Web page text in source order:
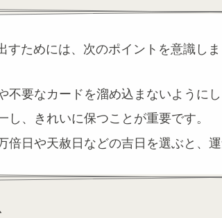
ためには、次のポイントを意識しま
不要なカードを溜め込まないようにし
し、きれいに保つことが重要です。
倍日や天赦日などの吉日を選ぶと、